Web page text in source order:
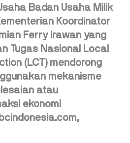
Badan Usaha Milik
Koordinator
Ferry Irawan yang
Tugas Nasional Local
(LCT) mendorong
mekanisme
atau
ekonomi